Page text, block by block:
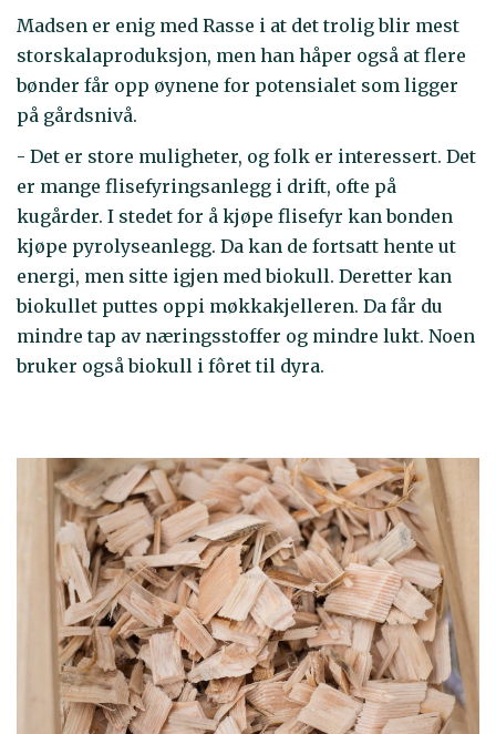
Madsen er enig med Rasse i at det trolig blir mest
storskalaproduksjon, men han håper også at flere
bønder får opp øynene for potensialet som ligger
på gårdsnivå.
- Det er store muligheter, og folk er interessert. Det
er mange flisefyringsanlegg i drift, ofte på
kugårder. I stedet for å kjøpe flisefyr kan bonden
kjøpe pyrolyseanlegg. Da kan de fortsatt hente ut
energi, men sitte igjen med biokull. Deretter kan
biokullet puttes oppi møkkakjelleren. Da får du
mindre tap av næringsstoffer og mindre lukt. Noen
bruker også biokull i fôret til dyra.